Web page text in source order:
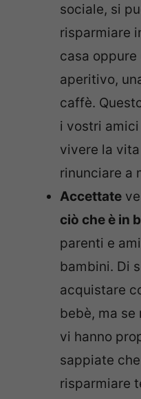
sociale, si
risparmiare
casa oppure
aperitivo,
caffè.
i vostri
vivere la
rinunciare a
Accettate
ciò che è in
parenti e
bambini. Di
acquistare
bebè, ma se
vi hanno
sappiate
risparmiare